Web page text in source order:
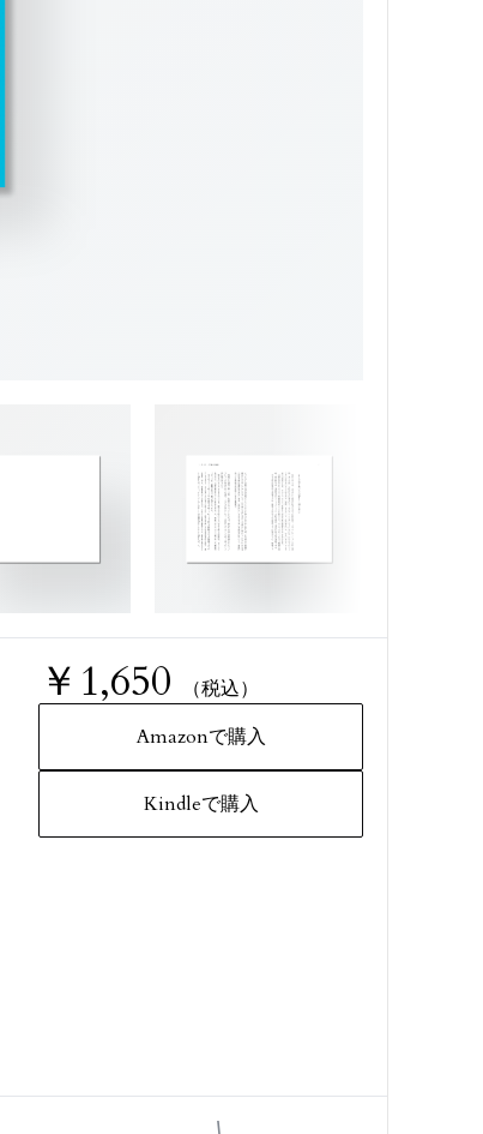
￥1,650
（税込）
Amazonで購入
Kindleで購入